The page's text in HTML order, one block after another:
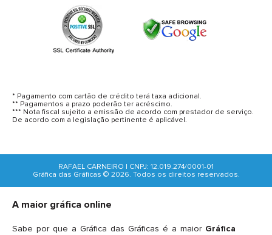
* Pagamento com cartão de crédito terá taxa adicional.
** Pagamentos a prazo poderão ter acréscimo.
*** Nota fiscal sujeito a emissão de acordo com prestador de serviço.
De acordo com a legislação pertinente é aplicável.
RAFAEL CARNEIRO | CNPJ: 12.019.274/0001-01
Gráfica das Gráficas © 2026. Todos os direitos reservados.
A maior gráfica online
Sabe por que a Gráfica das Gráficas é a maior Gráfica